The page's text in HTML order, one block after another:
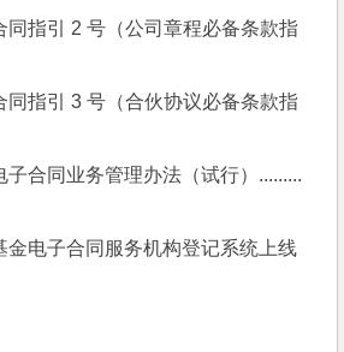
同指引 2 号（公司章程必备条款指
同指引 3 号（合伙协议必备条款指
子合同业务管理办法（试行）.........
金电子合同服务机构登记系统上线